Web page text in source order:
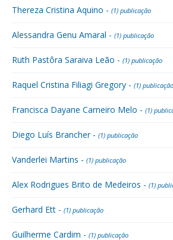
Thereza Cristina Aquino - (1) publicação
Alessandra Genu Amaral - (1) publicação
Ruth Pastôra Saraiva Leão - (1) publicação
Raquel Cristina Filiagi Gregory - (1) publicação
Francisca Dayane Carneiro Melo - (1)
Diego Luís Brancher - (1) publicação
Vanderlei Martins - (1) publicação
Alex Rodrigues Brito de Medeiros - (1)
Gerhard Ett - (1) publicação
Guilherme Cardim - (1) publicação